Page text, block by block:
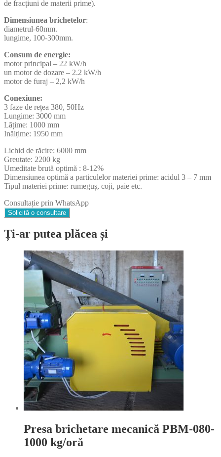
de fracțiuni de materii prime).
Dimensiunea brichetelor:
diametrul-60mm.
lungime, 100-300mm.
Consum de energie:
motor principal – 22 kW/h
un motor de dozare – 2.2 kW/h
motor de furaj – 2,2 kW/h
Conexiune:
3 faze de rețea 380, 50Hz
Lungime: 3000 mm
Lățime: 1000 mm
Inălțime: 1950 mm
Lichid de răcire: 6000 mm
Greutate: 2200 kg
Umeditate brută optimă : 8-12%
Dimensiunea optimă a particulelor materiei prime: acidul 3 – 7 mm
Tipul materiei prime: rumeguș, coji, paie etc.
Consultație prin WhatsApp
Solicită o consultare
Ți-ar putea plăcea și
Presa brichetare mecanică PBM-080-
1000 kg/oră